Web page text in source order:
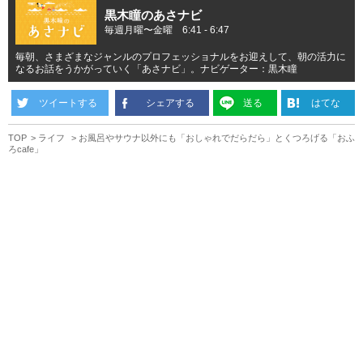
黒木瞳のあさナビ
毎週月曜〜金曜 6:41 - 6:47
毎朝、さまざまなジャンルのプロフェッショナルをお迎えして、朝の活力に
なるお話をうかがっていく「あさナビ」。ナビゲーター：黒木瞳
ツイートする シェアする 送る はてな
TOP ライフ
お風呂やサウナ以外にも「おしゃれでだらだら」とくつろげる「おふ
ろcafe」